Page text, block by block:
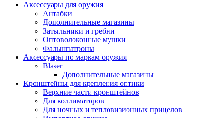
Аксессуары для оружия
Антабки
Дополнительные магазины
Затыльники и гребни
Оптоволоконные мушки
Фальшпатроны
Аксессуары по маркам оружия
Blaser
Дополнительные магазины
Кронштейны для крепления оптики
Верхние части кронштейнов
Для коллиматоров
Для ночных и тепловизионных прицелов